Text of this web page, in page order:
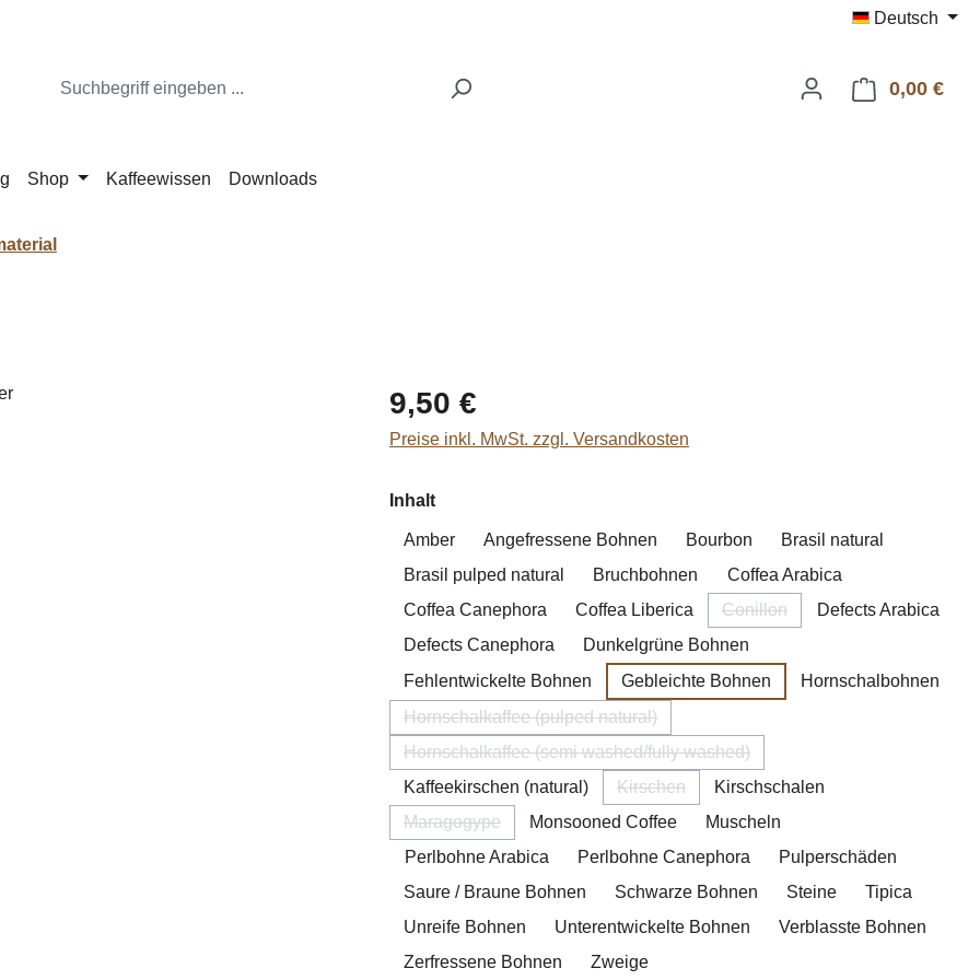
Deutsch
0,00 €
Shop Kaffeewissen Downloads
Regulärer Preis:
9,50 €
Preise inkl. MwSt. zzgl. Versandkosten
Inhaltauswählen
Amber Angefressene Bohnen Bourbon
Brasil natural
Brasil pulped natural
Bruchbohnen
Coffea Arabica
Coffea Canephora
Coffea Liberica Conillon
(Diese Option ist zurzeit nicht
Defects Arabica
Defects Canephora
Dunkelgrüne Bohnen
Fehlentwickelte Bohnen
Gebleichte Bohnen
Hornschalbohnen
Hornschalkaffee (pulped natural)
(Diese Option ist zurzeit nicht verfügbar.)
Hornschalkaffee (semi washed/fully washed)
(Diese Option ist zurzeit nicht verfügbar.)
Kaffeekirschen (natural) Kirschen
(Diese Option ist zurzeit nicht verfügbar.)
Kirschschalen
Maragogype
(Diese Option ist zurzeit nicht verfügbar.)
Monsooned Coffee
Muscheln
Perlbohne Arabica
Perlbohne Canephora
Pulperschäden
Saure / Braune Bohnen
Schwarze Bohnen Steine
Tipica
Unreife Bohnen
Unterentwickelte Bohnen
Verblasste Bohnen
Zerfressene Bohnen
Zweige